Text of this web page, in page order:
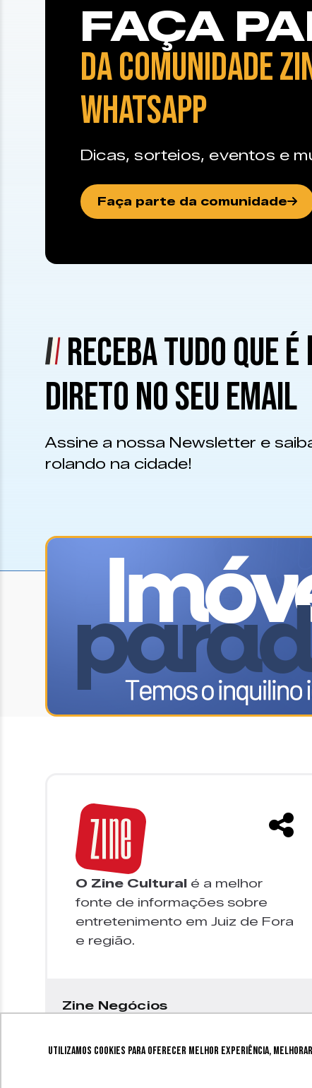
Utilizamos cookies para oferecer melhor experiência,
FAÇA
DA COMUNIDADE
WHATSAPP
Dicas, sorteios, eventos e
Faça parte da comunidade
RECEBA TUDO QUE É
DIRETO NO SEU EMAIL
Assine a nossa Newsletter e
rolando na cidade!
O Zine Cultural é a melhor
fonte de informações sobre
entretenimento em Juiz de Fora
e região.
Zine Negócios